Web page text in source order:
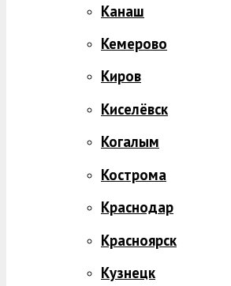
Канаш
Кемерово
Киров
Киселёвск
Когалым
Кострома
Краснодар
Красноярск
Кузнецк